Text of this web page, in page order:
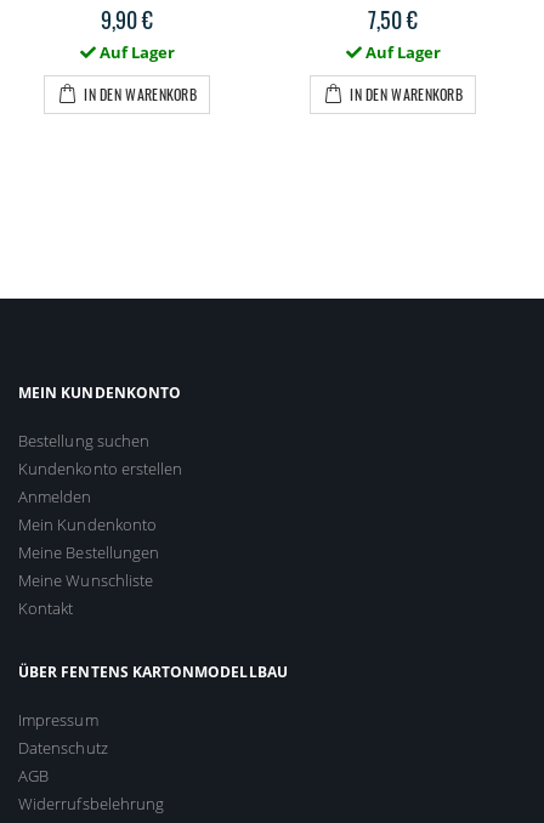
9,90 €
Auf Lager
IN DEN WARENKORB
7,50 €
Auf Lager
IN DEN WARENKORB
MEIN KUNDENKONTO
Bestellung suchen
Kundenkonto erstellen
Anmelden
Mein Kundenkonto
Meine Bestellungen
Meine Wunschliste
Kontakt
ÜBER FENTENS KARTONMODELLBAU
Impressum
Datenschutz
AGB
Widerrufsbelehrung